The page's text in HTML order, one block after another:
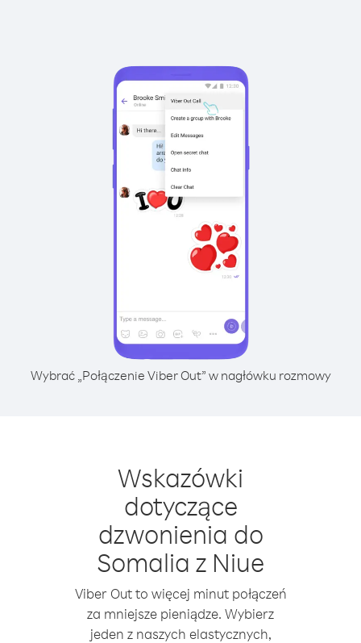
Wybrać „Połączenie Viber Out” w nagłówku rozmowy
Wskazówki
dotyczące
dzwonienia do
Somalia z Niue
Viber Out to więcej minut połączeń
za mniejsze pieniądze. Wybierz
jeden z naszych elastycznych,